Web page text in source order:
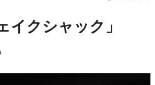
イクシャック」